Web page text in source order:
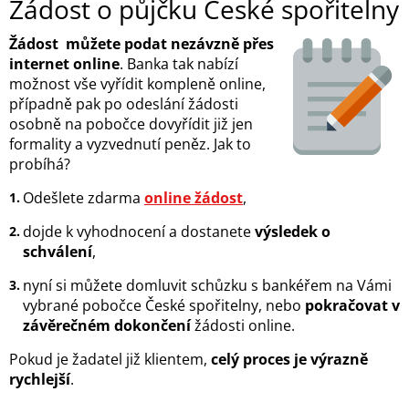
Žádost o půjčku České spořitelny
Žádost můžete podat nezávzně přes
internet online. Banka tak nabízí
možnost vše vyřídit kompleně online,
případně pak po odeslání žádosti
osobně na pobočce dovyřídit již jen
formality a vyzvednutí peněz. Jak to
probíhá?
Odešlete zdarma online žádost,
dojde k vyhodnocení a dostanetevýsledek o
schválení,
nyní si můžete domluvit schůzku s bankéřem na Vámi
vybrané pobočce České spořitelny, nebo pokračovat v
závěrečném dokončenížádosti online.
Pokud je žadatel již klientem, celý proces je výrazně
rychlejší.